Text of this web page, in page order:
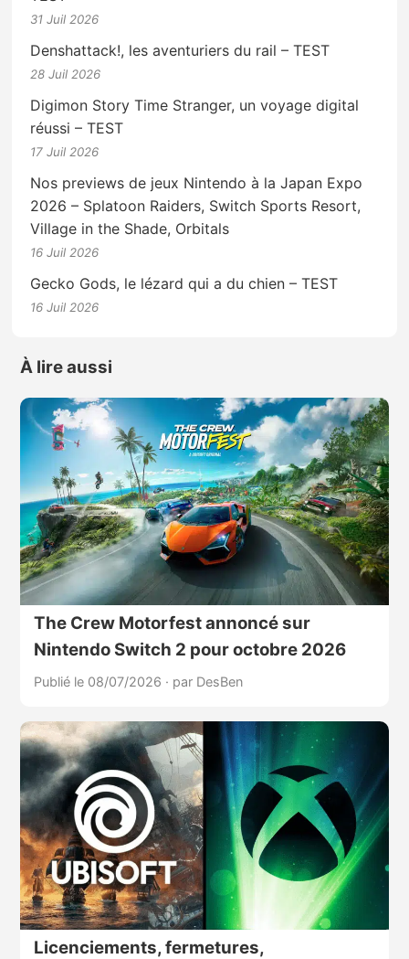
31 Juil 2026
Denshattack!, les aventuriers du rail – TEST
28 Juil 2026
Digimon Story Time Stranger, un voyage digital
réussi – TEST
17 Juil 2026
Nos previews de jeux Nintendo à la Japan Expo
2026 – Splatoon Raiders, Switch Sports Resort,
Village in the Shade, Orbitals
16 Juil 2026
Gecko Gods, le lézard qui a du chien – TEST
16 Juil 2026
À lire aussi
The Crew Motorfest annoncé sur
Nintendo Switch 2 pour octobre 2026
Publié le 08/07/2026 · par DesBen
Licenciements, fermetures,